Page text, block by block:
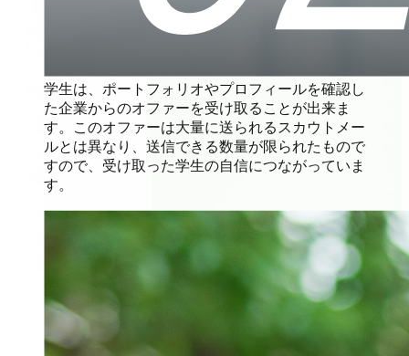
学生は、ポートフォリオやプロフィールを確認し
た企業からのオファーを受け取ることが出来ま
す。このオファーは大量に送られるスカウトメー
ルとは異なり、送信できる数量が限られたもので
すので、受け取った学生の自信につながっていま
す。